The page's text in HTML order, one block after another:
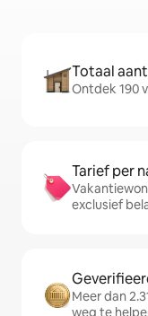
Totaal
Ontdek 190
Tarief per
exclusief
Meer dan
weg te